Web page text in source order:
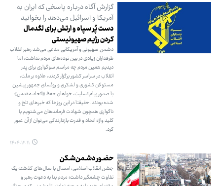
گزارش آگاه درباره پاسخی که ایران به
آمریکا و اسرائیل می‌دهد را بخوانید
دست پُر سپاه و ارتش برای لگدمال
کردن رژیم صهیونیستی
دشمن صهیونی و آمریکایی مدعی می‌شد رهبر انقلاب
طرفداران زیادی در بین توده‌های مردم نداشت، اما
دیدیم همین مردم چه مراسم سوگواری برای پدر
انقلاب در سراسر کشور برگزار کردند، علاوه بر ملت،
مسئولان کشوری و لشکری و روئسای جمهور پیشین
با صدور پیام تسلیت، خواهان حفظ «اتحاد مقدس»
شده بودند. حقیقتا در این روزها که خبرهای تلخ و
ناگواری همچون شهادت فرماندهان می‌شنویم با
کلید واژه اتحاد و قدرت بازدارندگی می‌توان از آن عبور
کرد.
۱۴۰۴.۱۲.۱۱
حضـور دشـمن‌شـکن
جشن انقلاب اسلامی، امسال با سال‌های گذشته یک
تفاوت چشمگیر داشت؛ مردم بنا به دعوت رهبر و